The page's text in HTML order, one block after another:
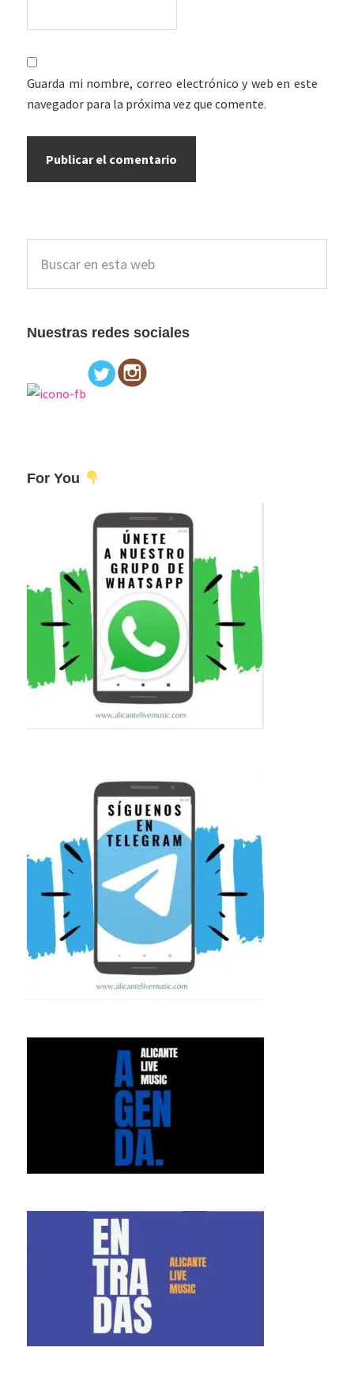
Guarda mi nombre, correo electrónico y web en este
navegador para la próxima vez que comente.
Barra
lateral
esta
Nuestras redes sociales
For You